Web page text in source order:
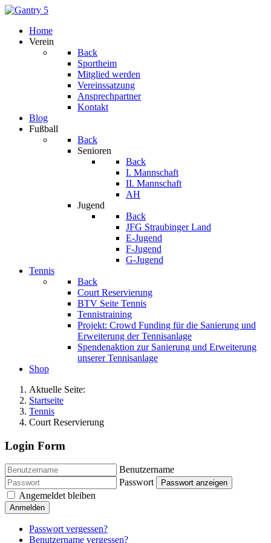
Home
Verein
Back
Sportheim
Mitglied werden
Vereinssatzung
Ansprechpartner
Kontakt
Blog
Fußball
Back
Senioren
Back
I. Mannschaft
II. Mannschaft
AH
Jugend
Back
JFG Straubinger Land
E-Jugend
F-Jugend
G-Jugend
Tennis
Back
Court Reservierung
BTV Seite Tennis
Tennistraining
Projekt: Crowd Funding für die Sanierung und
Erweiterung der Tennisanlage
Spendenaktion zur Sanierung und Erweiterung
unserer Tennisanlage
Shop
Aktuelle Seite:
Startseite
Tennis
Court Reservierung
Login Form
Benutzername
Passwort
Passwort anzeigen
Angemeldet bleiben
Anmelden
Passwort vergessen?
Benutzername vergessen?